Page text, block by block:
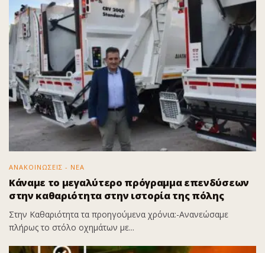
ΑΝΑΚΟΙΝΩΣΕΙΣ - ΝΕΑ
Κάναμε το μεγαλύτερο πρόγραμμα επενδύσεων
στην καθαριότητα στην ιστορία της πόλης
Στην Καθαριότητα τα προηγούμενα χρόνια:-Ανανεώσαμε
πλήρως το στόλο οχημάτων με...